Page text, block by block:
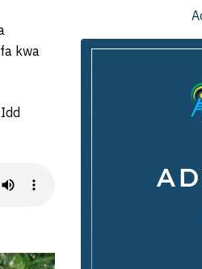
kwa